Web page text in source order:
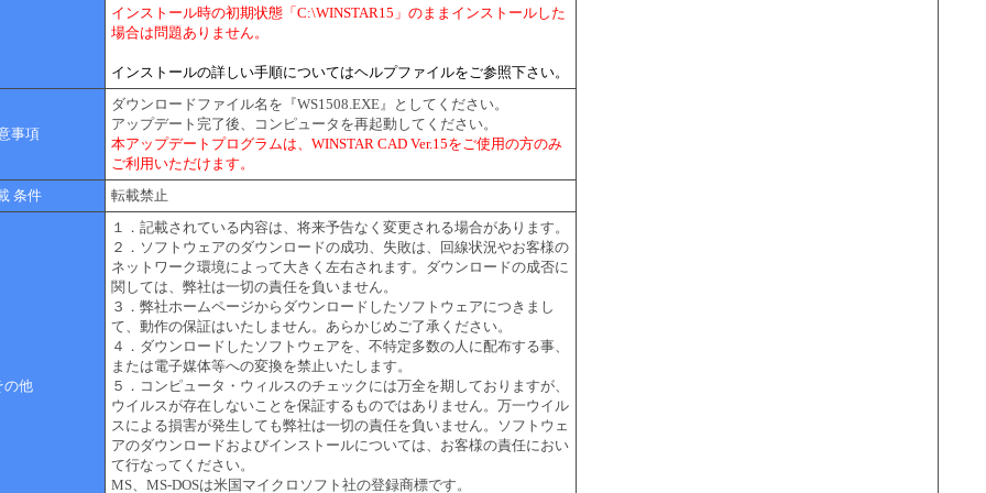
インストール時の初期状態「C:\WINSTAR15」のままインストールした
場合は問題ありません。
インストールの詳しい手順についてはヘルプファイルをご参照下さい。
事項
ダウンロードファイル名を『WS1508.EXE』としてください。
アップデート完了後、コンピュータを再起動してください。
本アップデートプログラムは、WINSTAR CAD Ver.15をご使用の方のみ
ご利用いただけます。
条件
転載禁止
の他
１．記載されている内容は、将来予告なく変更される場合があります。
２．ソフトウェアのダウンロードの成功、失敗は、回線状況やお客様の
ネットワーク環境によって大きく左右されます。ダウンロードの成否に
関しては、弊社は一切の責任を負いません。
３．弊社ホームページからダウンロードしたソフトウェアにつきまし
て、動作の保証はいたしません。あらかじめご了承ください。
４．ダウンロードしたソフトウェアを、不特定多数の人に配布する事、
または電子媒体等への変換を禁止いたします。
５．コンピュータ・ウィルスのチェックには万全を期しておりますが、
ウイルスが存在しないことを保証するものではありません。万一ウイル
スによる損害が発生しても弊社は一切の責任を負いません。ソフトウェ
アのダウンロードおよびインストールについては、お客様の責任におい
て行なってください。
MS、MS-DOSは米国マイクロソフト社の登録商標です。